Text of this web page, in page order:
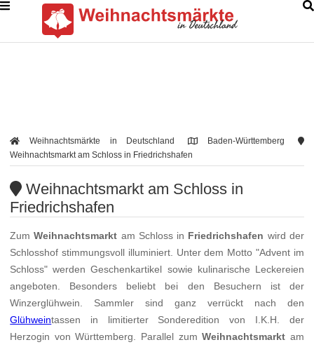
Weihnachtsmärkte in Deutschland
Baden-Württemberg
Weihnachtsmarkt am Schloss in Friedrichshafen
Weihnachtsmarkt am Schloss in
Friedrichshafen
ZumWeihnachtsmarkt am Schloss in Friedrichshafen wird der
Schlosshof stimmungsvoll illuminiert. Unter dem Motto "Advent im
Schloss" werden Geschenkartikel sowie kulinarische Leckereien
angeboten. Besonders beliebt bei den Besuchern ist der
Winzerglühwein. Sammler sind ganz verrückt nach den
Glühweintassen in limitierter Sonderedition von I.K.H. der
Herzogin von Württemberg. Parallel zumWeihnachtsmarkt am